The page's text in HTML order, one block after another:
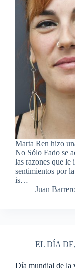
Marta Ren hizo
No Sólo Fado se
las razones que le
sentimientos por
is…
Juan
EL DÍA DE,
Día mundial de la